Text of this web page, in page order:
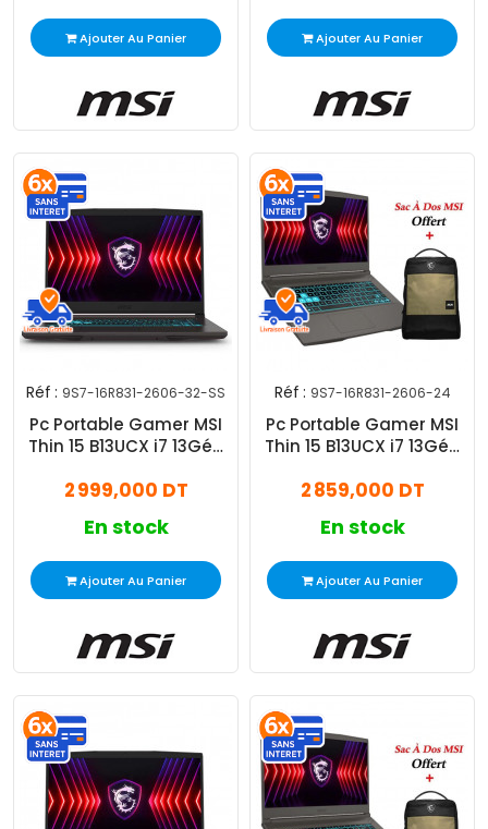
Ajouter Au Panier Ajouter Au Panier
Réf : 9S7-16R831-2606-32-SS
Pc Portable Gamer MSI
Thin 15 B13UCX i7 13Gén
2 999,000 DT
En stock
Ajouter Au Panier
Réf : 9S7-16R831-2606-24
Pc Portable Gamer MSI
Thin 15 B13UCX i7 13Gén
2 859,000 DT
En stock
Ajouter Au Panier